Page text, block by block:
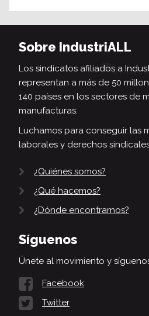
Sobre IndustriALL
Los sindicatos afiliados a
representan a más de 50
140 países en los sectores de
manufacturas.
Luchamos para conseguir las
laborales y derechos
¿Quiénes somos?
¿Qué hacemos?
¿Dónde encontrarnos?
Síguenos
Únete al movimiento y
Facebook
Twitter